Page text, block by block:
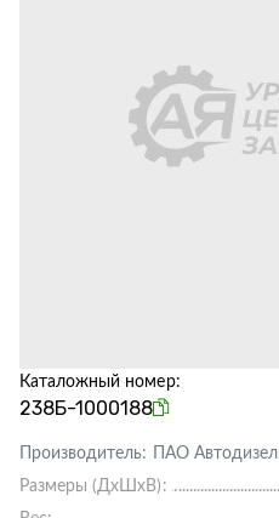
Каталожный номер:
238Б-1000188
Производитель:
ПАО
Размеры (ДхШхВ):